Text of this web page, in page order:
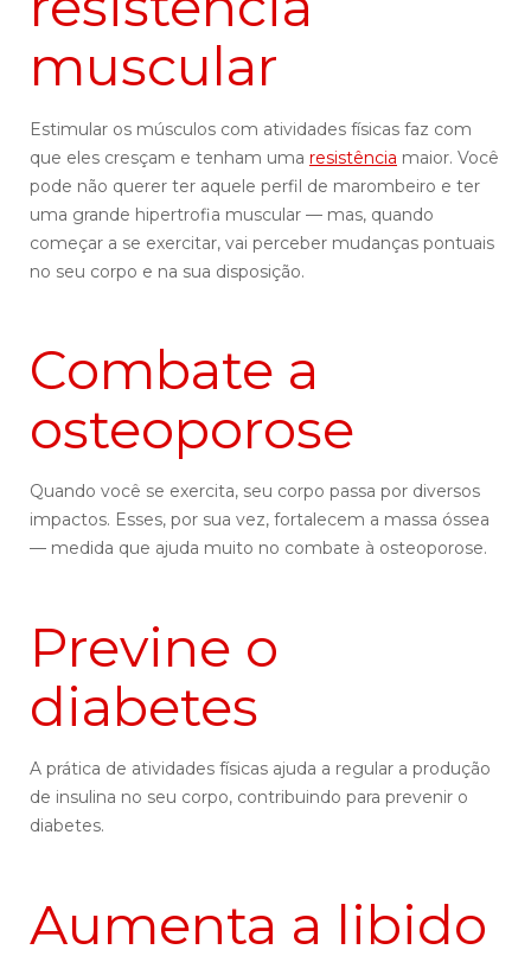
muscular
Estimular os músculos com atividades físicas faz com
que eles cresçam e tenham uma resistência maior. Você
pode não querer ter aquele perfil de marombeiro e ter
uma grande hipertrofia muscular — mas, quando
começar a se exercitar, vai perceber mudanças pontuais
no seu corpo e na sua disposição.
Combate a
osteoporose
Quando você se exercita, seu corpo passa por diversos
impactos. Esses, por sua vez, fortalecem a massa óssea
— medida que ajuda muito no combate à osteoporose.
Previne o
diabetes
A prática de atividades físicas ajuda a regular a produção
de insulina no seu corpo, contribuindo para prevenir o
diabetes.
Aumenta a libido